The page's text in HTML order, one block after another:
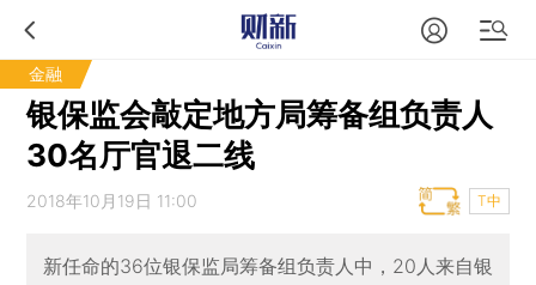
金融
银保监会敲定地方局筹备组负责人
30名厅官退二线
2018年10月19日 11:00 T中
新任命的36位银保监局筹备组负责人中，20人来自银